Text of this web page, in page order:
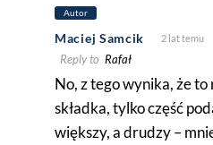
Autor
Maciej Samcik 2 lat temu
Reply to Rafał
No, z tego wynika, że
składka, tylko część
większy, a drudzy –